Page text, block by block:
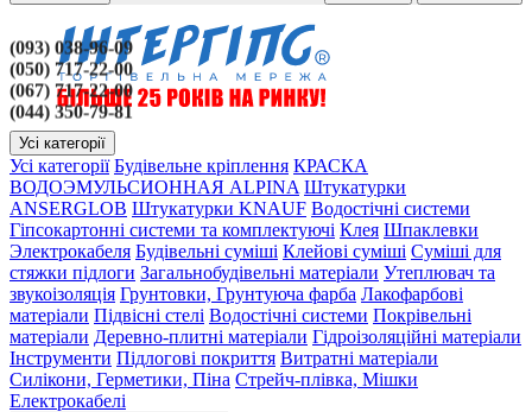
(093) 038-96-09
(050) 717-22-00
(067) 717-22-00
(044) 350-79-81
Усі категорії
Усі категорії Будівельне кріплення КРАСКА
ВОДОЭМУЛЬСИОННАЯ ALPINA Штукатурки
ANSERGLOB Штукатурки KNAUF Водостічні системи
Гіпсокартонні системи та комплектуючі Клея Шпаклевки
Электрокабеля Будівельні суміші Клейові суміші Суміші для
стяжки підлоги Загальнобудівельні матеріали Утеплювач та
звукоізоляція Грунтовки, Грунтуюча фарба Лакофарбові
матеріали Підвісні стелі Водостічні системи Покрівельні
матеріали Деревно-плитні матеріали Гідроізоляційні матеріали
Інструменти Підлогові покриття Витратні матеріали
Силікони, Герметики, Піна Стрейч-плівка, Мішки
Електрокабелі